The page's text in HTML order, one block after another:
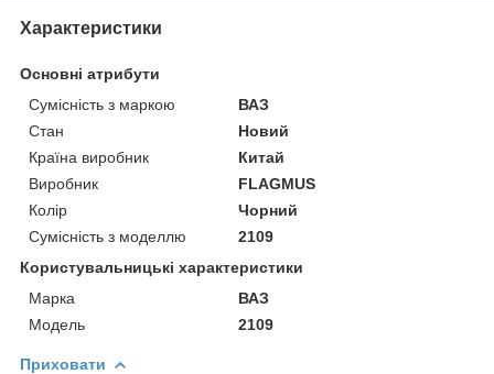
Характеристики
Основні атрибути
Сумісність з маркою
ВАЗ
Стан
Новий
Країна виробник
Китай
Виробник
FLAGMUS
Колір
Чорний
Сумісність з моделлю
2109
Користувальницькі характеристики
Марка
ВАЗ
Модель
2109
Приховати